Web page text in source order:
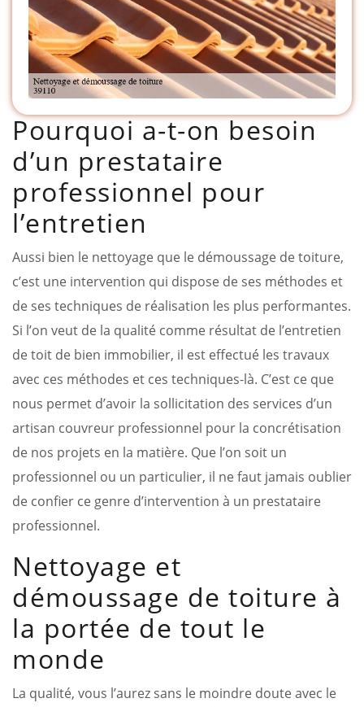
Pourquoi a-t-on besoin
d’un prestataire
professionnel pour
l’entretien
Aussi bien le nettoyage que le démoussage de toiture,
c’est une intervention qui dispose de ses méthodes et
de ses techniques de réalisation les plus performantes.
Si l’on veut de la qualité comme résultat de l’entretien
de toit de bien immobilier, il est effectué les travaux
avec ces méthodes et ces techniques-là. C’est ce que
nous permet d’avoir la sollicitation des services d’un
artisan couvreur professionnel pour la concrétisation
de nos projets en la matière. Que l’on soit un
professionnel ou un particulier, il ne faut jamais oublier
de confier ce genre d’intervention à un prestataire
professionnel.
Nettoyage et
démoussage de toiture à
la portée de tout le
monde
La qualité, vous l’aurez sans le moindre doute avec le